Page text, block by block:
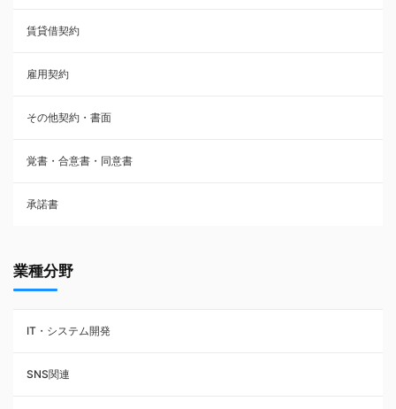
売買契約
株主総会議事録・関連書類
請負契約
フランチャイズ契約
賃貸借契約
賃貸借契約
雇用契約
その他契約・書面
覚書・合意書・同意書
承諾書
業種分野
IT・システム開発
SNS関連